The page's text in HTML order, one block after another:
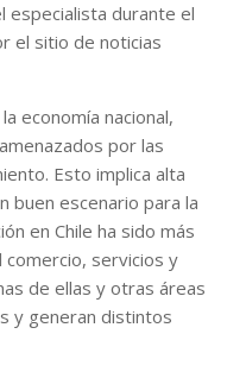
especialista durante el
el sitio de noticias
economía nacional,
por las
Esto implica alta
buen escenario para la
en Chile ha sido más
servicios y
de ellas y otras áreas
y generan distintos